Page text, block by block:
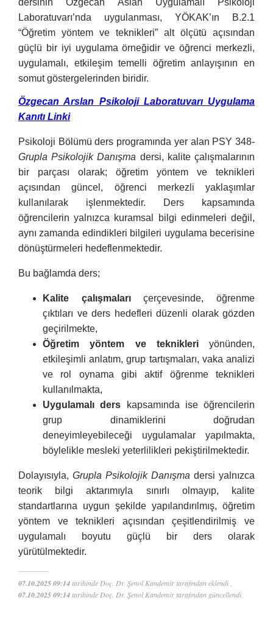
dersinin Özgecan Aslan Uygulamalı Psikoloji
Laboratuvarı’nda uygulanması, YÖKAK’ın B.2.1
“Öğretim yöntem ve teknikleri” alt ölçütü açısından
güçlü bir iyi uygulama örneğidir ve öğrenci merkezli,
uygulamalı, etkileşim temelli öğretim anlayışının en
somut göstergelerinden biridir.
Özgecan Arslan Psikoloji Laboratuvarı Uygulama
Kanıtı Linki
Psikoloji Bölümü ders programında yer alan PSY 348-
Grupla Psikolojik Danışma dersi, kalite çalışmalarının
bir parçası olarak; öğretim yöntem ve teknikleri
açısından güncel, öğrenci merkezli yaklaşımlar
kullanılarak işlenmektedir. Ders kapsamında
öğrencilerin yalnızca kuramsal bilgi edinmeleri değil,
aynı zamanda edindikleri bilgileri uygulama becerisine
dönüştürmeleri hedeflenmektedir.
Bu bağlamda ders;
Kalite çalışmalarıçerçevesinde, öğrenme
çıktıları ve ders hedefleri düzenli olarak gözden
geçirilmekte,
Öğretim yöntem ve teknikleriyönünden,
etkileşimli anlatım, grup tartışmaları, vaka analizi
ve rol oynama gibi aktif öğrenme teknikleri
kullanılmakta,
Uygulamalı ders kapsamında ise öğrencilerin
grup dinamiklerini doğrudan
deneyimleyebileceği uygulamalar yapılmakta,
böylelikle mesleki yeterlilikleri pekiştirilmektedir.
Dolayısıyla, Grupla Psikolojik Danışma dersi yalnızca
teorik bilgi aktarımıyla sınırlı olmayıp, kalite
standartlarına uygun şekilde yapılandırılmış, öğretim
yöntem ve teknikleri açısından çeşitlendirilmiş ve
uygulamalı boyutu güçlü bir ders olarak
yürütülmektedir.
07.10.2025 09:14tarihinde Doç. Dr. Şenol Kandemir tarafından eklendi ,
07.10.2025 09:14tarihinde Doç. Dr. Şenol Kandemir tarafından güncellendi.